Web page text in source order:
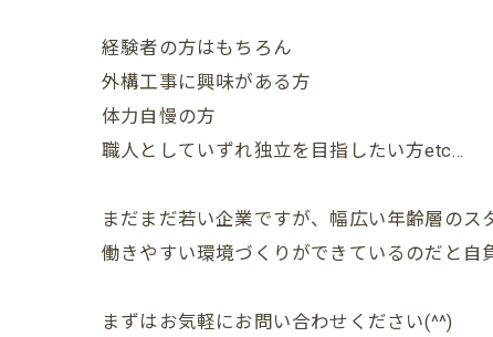
経験者の方はもちろん
外構工事に興味がある方
体力自慢の方
職人としていずれ独立を目指したい方etc…
まだまだ若い企業ですが、幅広い年齢層のス
働きやすい環境づくりができているのだと
まずはお気軽にお問い合わせください(^^)